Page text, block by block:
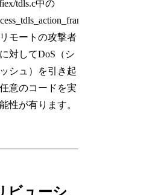
tdls.c中の
モートの攻撃者
対してDoS（シ
シュ）を引き起
意のコードを実
性が有ります。
ビューシ